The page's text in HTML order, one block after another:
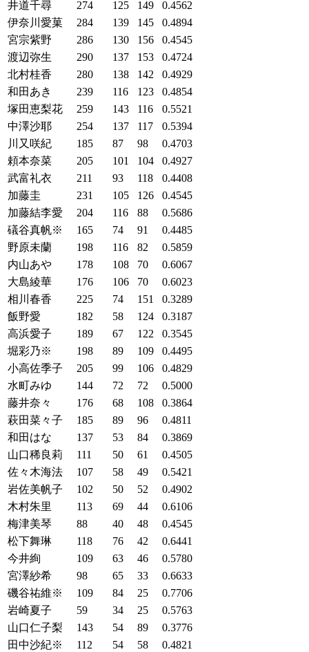
井道千尋
274 125 149
0.4562
伊奈川愛菓
284 139 145
0.4894
宮宗紫野
286 130 156
0.4545
渡辺弥生
290 137 153
0.4724
北村桂香
280 138 142
0.4929
和田あき
239 116 123
0.4854
塚田恵梨花
259 143 116
0.5521
中澤沙耶
254 137 117
0.5394
川又咲紀
185 87 98
0.4703
頼本奈菜
205 101 104
0.4927
武富礼衣
211 93 118
0.4408
加藤圭
231 105 126
0.4545
加藤結李愛
204 116 88
0.5686
礒谷真帆※
165 74 91
0.4485
野原未蘭
198 116 82
0.5859
内山あや
178 108 70
0.6067
大島綾華
176 106 70
0.6023
相川春香
225 74 151
0.3289
飯野愛
182 58 124
0.3187
高浜愛子
189 67 122
0.3545
堀彩乃※
198 89 109
0.4495
小高佐季子
205 99 106
0.4829
水町みゆ
144 72 72
0.5000
藤井奈々
176 68 108
0.3864
萩田菜々子
185 89 96
0.4811
和田はな
137 53 84
0.3869
山口稀良莉
111 50 61
0.4505
佐々木海法
107 58 49
0.5421
岩佐美帆子
102 50 52
0.4902
木村朱里
113 69 44
0.6106
梅津美琴
88 40 48
0.4545
松下舞琳
118 76 42
0.6441
今井絢
109 63 46
0.5780
宮澤紗希
98 65 33
0.6633
磯谷祐維※
109 84 25
0.7706
岩崎夏子
59 34 25
0.5763
山口仁子梨
143 54 89
0.3776
田中沙紀※
112 54 58
0.4821